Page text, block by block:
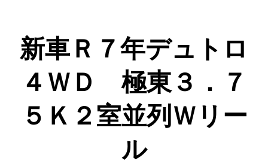
新車Ｒ７年デュトロ
４ＷＤ 極東３．７
５Ｋ２室並列Ｗリー
ル